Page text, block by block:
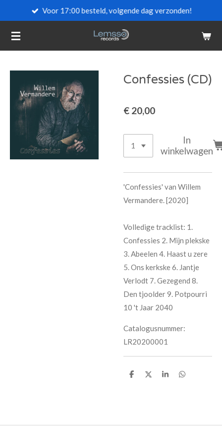
naar
de
Voor 17:00 besteld, volgende dag verzonden!
Confessies (CD)
€ 20,00
In
winkelwagen
'Confessies' van Willem
Vermandere. [2020]
Volledige tracklist: 1.
Confessies 2. Mijn plekske
3. Abeelen 4. Haast u zere
5. Ons kerkske 6. Jantje
Verlodt 7. Gezegend 8.
Den tjoolder 9. Potpourri
10 't Jaar 2040
Catalogusnummer:
LR20200001
D
D
S
D